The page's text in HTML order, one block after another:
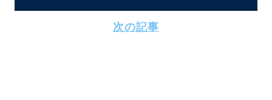
次の記事